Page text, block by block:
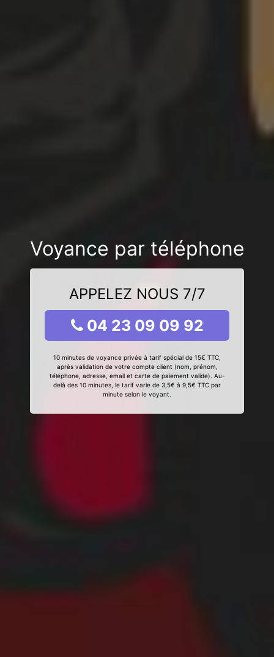
Voyance par téléphone
APPELEZ NOUS 7/7
04 23 09 09 92
10 minutes de voyance privée à tarif spécial de 15€ TTC,
après validation de votre compte client (nom, prénom,
téléphone, adresse, email et carte de paiement valide). Au-
delà des 10 minutes, le tarif varie de 3,5€ à 9,5€ TTC par
minute selon le voyant.